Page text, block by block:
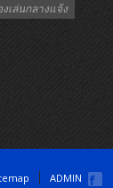
งเล่นกลางแจ้ง
ADMIN